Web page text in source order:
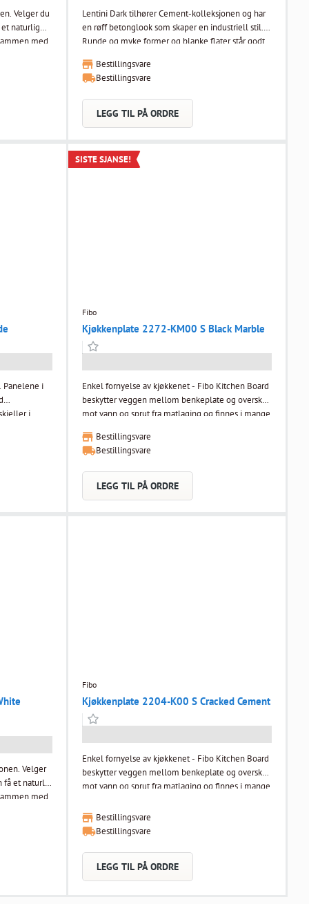
Velger du
naturlig
med
og enkelt
2 stk i
Lentini Dark tilhører Cement-kolleksjonen og har
en røff betonglook som skaper en industriell stil.
Runde og myke former og blanke flater står godt
kan trygt benyttes i våtrom og er godkjent i.h.t.
våtromsnormen. Platene monteres raskt og enkelt
uten bruk av membran. Plastemballert 2 stk i
pakken.
Bestillingsvare
Bestillingsvare
LEGG TIL PÅ ORDRE
Panelene i
i
er ikke
i
SISTE SJANSE!
Fibo
Kjøkkenplate 2272-KM00 S Black Marble
Enkel fornyelse av kjøkkenet - Fibo Kitchen Board
beskytter veggen mellom benkeplate og overskap
mot vann og sprut fra matlaging og finnes i mange
Black Marble Dimensjon: (TxBxL) 11x620x580
mm Design: 2272-KM00 Finish: Silk Alle dekorer
kan fås i 2400 mm høyde Plastemballert 2 i
pakken
Bestillingsvare
Bestillingsvare
LEGG TIL PÅ ORDRE
Velger
få et naturlig
med
og enkelt
2 stk i
Fibo
Kjøkkenplate 2204-K00 S Cracked Cement
Enkel fornyelse av kjøkkenet - Fibo Kitchen Board
beskytter veggen mellom benkeplate og overskap
mot vann og sprut fra matlaging og finnes i mange
Cracked Cement Dimensjon: (TxBxL) 11x620x580
mm Design: 2204-K00 Finish: Silk Alle dekorer
pakken
Bestillingsvare
Bestillingsvare
LEGG TIL PÅ ORDRE